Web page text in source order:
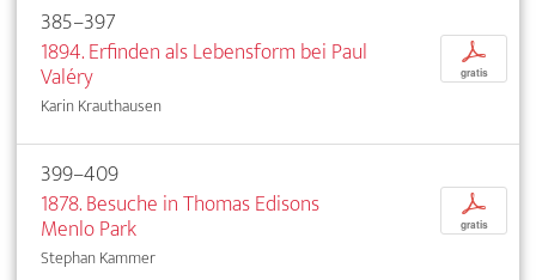
385–397
1894. Erfinden als Lebensform bei Paul
Valéry
Karin Krauthausen
p
gratis
399–409
1878. Besuche in Thomas Edisons
Menlo Park
Stephan Kammer
p
gratis